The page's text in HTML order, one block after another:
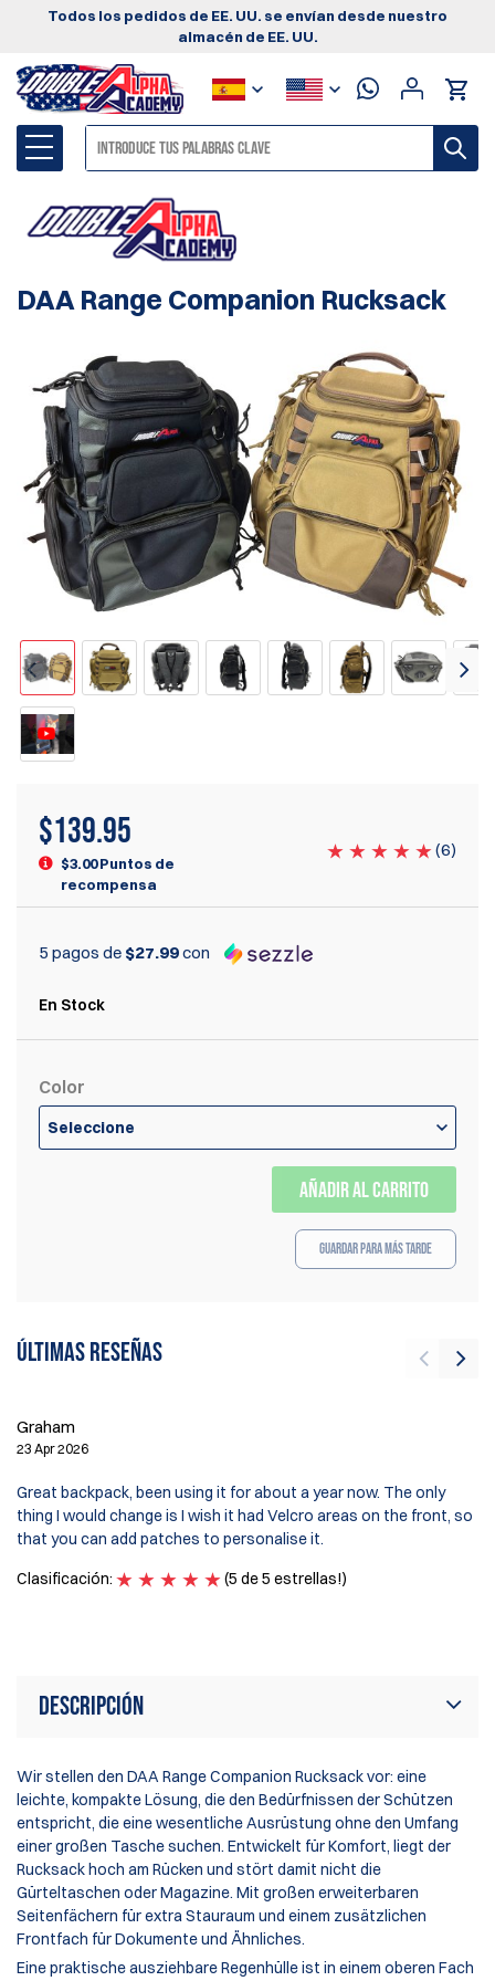
Todos los pedidos de EE. UU. se envían desde nuestro
almacén de EE. UU.
DAA Range Companion Rucksack
$139.95
$3.00 Puntos de
recompensa
(6)
5 pagos de $27.99con
En Stock
Color
Seleccione
AÑADIR AL CARRITO
Guardar para más tarde
Últimas reseñas
Graham
23 Apr 2026
Great backpack, been using it for about a year now. The only
thing I would change is I wish it had Velcro areas on the front, so
that you can add patches to personalise it.
Clasificación:
(5 de 5 estrellas!)
Descripción
Wir stellen den DAA Range Companion Rucksack vor: eine
leichte, kompakte Lösung, die den Bedürfnissen der Schützen
entspricht, die eine wesentliche Ausrüstung ohne den Umfang
einer großen Tasche suchen. Entwickelt für Komfort, liegt der
Rucksack hoch am Rücken und stört damit nicht die
Gürteltaschen oder Magazine. Mit großen erweiterbaren
Seitenfächern für extra Stauraum und einem zusätzlichen
Frontfach für Dokumente und Ähnliches.
Eine praktische ausziehbare Regenhülle ist in einem oberen Fach